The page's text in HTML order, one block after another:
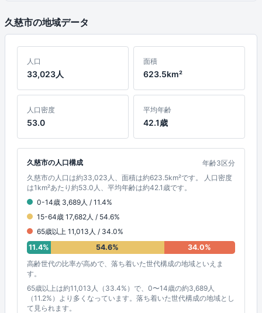
久慈市の地域データ
人口
33,023人
面積
623.5km²
人口密度
53.0
平均年齢
42.1歳
久慈市の人口構成
年齢3区分
久慈市の人口は約33,023人、面積は約623.5km²です。 人口密度
は1km²あたり約53.0人、平均年齢は約42.1歳です。
0-14歳 3,689人 / 11.4%
15-64歳 17,682人 / 54.6%
65歳以上 11,013人 / 34.0%
11.4%
54.6%
34.0%
高齢世代の比率が高めで、落ち着いた世代構成の地域といえま
す。
65歳以上は約11,013人（33.4%）で、0〜14歳の約3,689人
（11.2%）より多くなっています。落ち着いた世代構成の地域とし
て見られます。